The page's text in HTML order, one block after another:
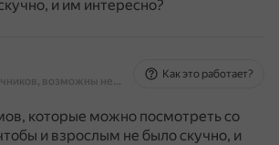
и им интересно?
На основе источников, возможны неточности
Как это работает?
которые можно посмотреть со
и взрослым не было скучно, и